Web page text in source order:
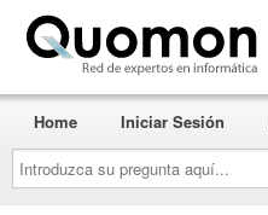
Introduzca
su
pregunta
aquí...
Home Iniciar Sesión